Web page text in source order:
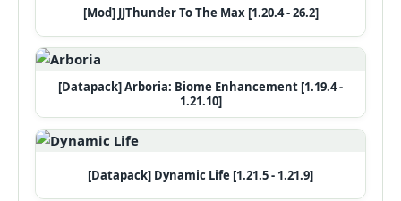
[Mod] JJThunder To The Max [1.20.4 - 26.2]
[Datapack] Arboria: Biome Enhancement [1.19.4 -
1.21.10]
[Datapack] Dynamic Life [1.21.5 - 1.21.9]